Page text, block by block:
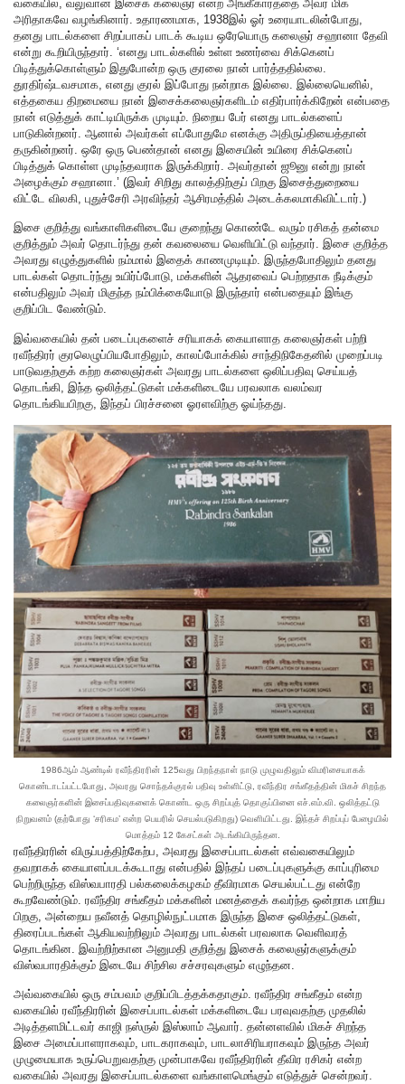
வகையில், வலுவான இசைக் கலைஞர் என்ற அங்கீகாரத்தை அவர் மிக
அரிதாகவே வழங்கினார். உதாரணமாக, 1938இல் ஓர் உரையாடலின்போது,
தனது பாடல்களை சிறப்பாகப் பாடக் கூடிய ஒரேயொரு கலைஞர் சஹானா தேவி
என்று கூறியிருந்தார். ‘எனது பாடல்களில் உள்ள உணர்வை சிக்கெனப்
பிடித்துக்கொள்ளும் இதுபோன்ற ஒரு குரலை நான் பார்த்ததில்லை.
துரதிர்ஷ்டவசமாக, எனது குரல் இப்போது நன்றாக இல்லை. இல்லையெனில்,
எத்தகைய திறமையை நான் இசைக்கலைஞர்களிடம் எதிர்பார்க்கிறேன் என்பதை
நான் எடுத்துக் காட்டியிருக்க முடியும். நிறைய பேர் எனது பாடல்களைப்
பாடுகின்றனர். ஆனால் அவர்கள் எப்போதுமே எனக்கு அதிருப்தியைத்தான்
தருகின்றனர். ஒரே ஒரு பெண்தான் எனது இசையின் உயிரை சிக்கெனப்
பிடித்துக் கொள்ள முடிந்தவராக இருக்கிறார். அவர்தான் ஜூனு என்று நான்
அழைக்கும் சஹானா.’ (இவர் சிறிது காலத்திற்குப் பிறகு இசைத்துறையை
விட்டே விலகி, புதுச்சேரி அரவிந்தர் ஆசிரமத்தில் அடைக்கலமாகிவிட்டார்.)
இசை குறித்து வங்காளிகளிடையே குறைந்து கொண்டே வரும் ரசிகத் தன்மை
குறித்தும் அவர் தொடர்ந்து தன் கவலையை வெளியிட்டு வந்தார். இசை குறித்த
அவரது எழுத்துகளில் நம்மால் இதைக் காணமுடியும். இருந்தபோதிலும் தனது
பாடல்கள் தொடர்ந்து உயிர்ப்போடு, மக்களின் ஆதரவைப் பெற்றதாக நீடிக்கும்
என்பதிலும் அவர் மிகுந்த நம்பிக்கையோடு இருந்தார் என்பதையும் இங்கு
குறிப்பிட வேண்டும்.
இவ்வகையில் தன் படைப்புகளைச் சரியாகக் கையாளாத கலைஞர்கள் பற்றி
ரவீந்திரர் குரலெழுப்பியபோதிலும், காலப்போக்கில் சாந்திநிகேதனில் முறைப்படி
பாடுவதற்குக் கற்ற கலைஞர்கள் அவரது பாடல்களை ஒலிப்பதிவு செய்யத்
தொடங்கி, இந்த ஒலித்தட்டுகள் மக்களிடையே பரவலாக வலம்வர
தொடங்கியபிறகு, இந்தப் பிரச்சனை ஓரளவிற்கு ஓய்ந்தது.
1986ஆம் ஆண்டில் ரவீந்திரரின் 125வது பிறந்தநாள் நாடு முழுவதிலும் விமரிசையாகக்
கொண்டாடப்பட்டபோது, அவரது சொந்தக்குரல் பதிவு உள்ளிட்டு, ரவீந்திர சங்கீதத்தின் மிகச் சிறந்த
கலைஞர்களின் இசைப்பதிவுகளைக் கொண்ட ஒரு சிறப்புத் தொகுப்பினை எச்.எம்.வி. ஒலித்தட்டு
நிறுவனம் (தற்போது ‘சரிகம’ என்ற பெயரில் செயல்படுகிறது) வெளியிட்டது. இந்தச் சிறப்புப் பேழையில்
மொத்தம் 12 கேசட்கள் அடங்கியிருந்தன.
ரவீந்திரரின் விருப்பத்திற்கேற்ப, அவரது இசைப்பாடல்கள் எவ்வகையிலும்
தவறாகக் கையாளப்படக்கூடாது என்பதில் இந்தப் படைப்புகளுக்கு காப்புரிமை
பெற்றிருந்த விஸ்வபாரதி பல்கலைக்கழகம் தீவிரமாக செயல்பட்டது என்றே
கூறவேண்டும். ரவீந்திர சங்கீதம் மக்களின் மனத்தைக் கவர்ந்த ஒன்றாக மாறிய
பிறகு, அன்றைய நவீனத் தொழில்நுட்பமாக இருந்த இசை ஒலித்தட்டுகள்,
திரைப்படங்கள் ஆகியவற்றிலும் அவரது பாடல்கள் பரவலாக வெளிவரத்
தொடங்கின. இவற்றிற்கான அனுமதி குறித்து இசைக் கலைஞர்களுக்கும்
விஸ்வபாரதிக்கும் இடையே சிற்சில சச்சரவுகளும் எழுந்தன.
அவ்வகையில் ஒரு சம்பவம் குறிப்பிடத்தக்கதாகும். ரவீந்திர சங்கீதம் என்ற
வகையில் ரவீந்திரரின் இசைப்பாடல்கள் மக்களிடையே பரவுவதற்கு முதலில்
அடித்தளமிட்டவர் காஜி நஸ்ருல் இஸ்லாம் ஆவார். தன்னளவில் மிகச் சிறந்த
இசை அமைப்பாளராகவும், பாடகராகவும், பாடலாசிரியராகவும் இருந்த அவர்
முழுமையாக உருப்பெறுவதற்கு முன்பாகவே ரவீந்திரரின் தீவிர ரசிகர் என்ற
வகையில் அவரது இசைப்பாடல்களை வங்காளமெங்கும் எடுத்துச் சென்றவர்.